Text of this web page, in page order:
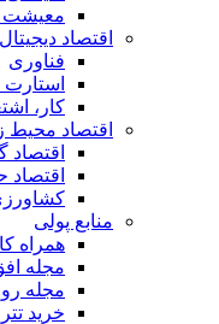
معیشت
اقتصاد دیجیتال
فناوری
کار،
اقتصاد
منابع پولی
همراه
مجله
مجله
خرید تتر